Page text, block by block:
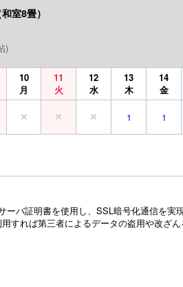
室8畳）
)
10
月
11
火
12
水
13
木
14
金
1 1
バ証明書を使用し、SSL暗号化通信を
すれば第三者によるデータの盗用や改ざ